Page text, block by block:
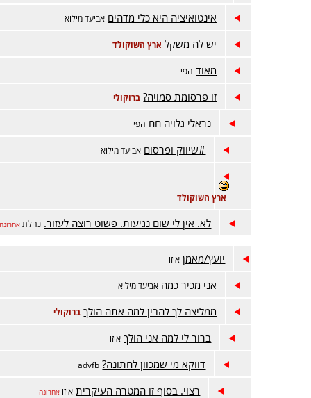
אינטואיציה היא כלי מדהים אביעד מילוא
יש לה משקל ארץ השוקולד
מאוד הפי
זו פרסומת סמויה? ברוקולי
נראלי גלויה חח הפי
#שיווק ופרסום אביעד מילוא
ארץ השוקולד
לא. אין לי שום נגיעות. פשוט רוצה לעזור. נחלת אחרונה
יועץ/מאמן איזו
אני מכיר כמה אביעד מילוא
ממליצה לך להבין למה אתה הולך ברוקולי
ברור לי למה אני הולך איזו
דווקא מי שמכוון לחתונה? advfb
רצוי. בסוף זו המטרה העיקרית איזו אחרונה